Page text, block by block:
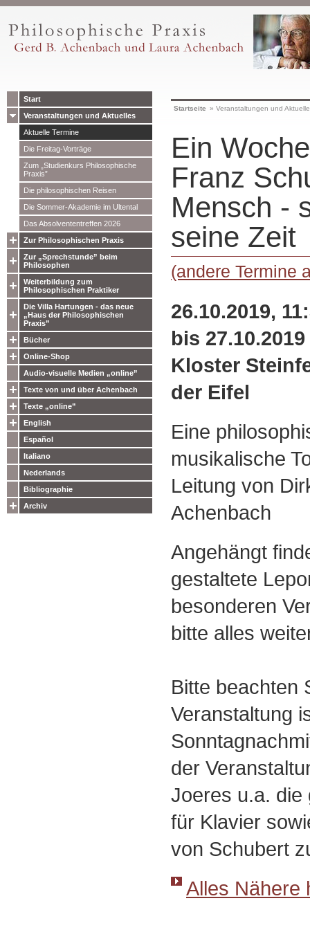
Start
Veranstaltungen und Aktuelles
Aktuelle Termine
Die Freitag-Vorträge
Zum „Studienkurs Philosophische
Praxis”
Die philosophischen Reisen
Die Sommer-Akademie im Ultental
Das Absolvententreffen 2026
Zur Philosophischen Praxis
Zur „Sprechstunde” beim
Philosophen
Weiterbildung zum
Philosophischen Praktiker
Die Villa Hartungen - das neue
„Haus der Philosophischen
Praxis”
Bücher
Online-Shop
Audio-visuelle Medien „online”
Texte von und über Achenbach
Texte „online”
English
Español
Italiano
Nederlands
Bibliographie
Archiv
Startseite » Veranstaltungen und
Ein
Franz
Mensch -
seine Zeit
(andere Termine
26.10.2019,
bis 27.10.2019
Kloster
der Eifel
Eine
musikalische
Leitung von
Achenbach
Angehängt
gestaltete
besonderen
bitte alles
Bitte beachten
Veranstaltung
der
Joeres u.a.
für Klavier
von Schubert
Alles Nähere